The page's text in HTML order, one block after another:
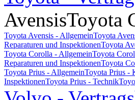
AvensisToyota
Toyota Avensis - AllgemeinToyota
Reparaturen und InspektionenToyota
Toyota Corolla - AllgemeinToyota
Reparaturen und InspektionenToyota
Toyota Prius - AllgemeinToyota Prius -
InspektionenToyota Prius - Technik